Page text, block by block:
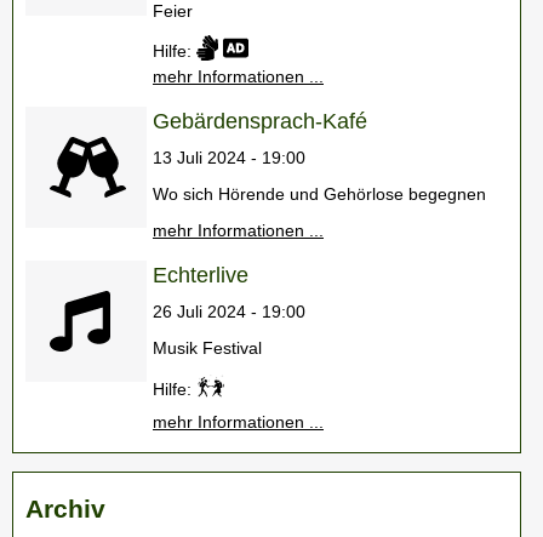
Feier
Hilfe:
mehr Informationen ...
Gebärdensprach-Kafé
13 Juli 2024 - 19:00
Wo sich Hörende und Gehörlose begegnen
mehr Informationen ...
Echterlive
26 Juli 2024 - 19:00
Musik Festival
Hilfe:
mehr Informationen ...
Archiv